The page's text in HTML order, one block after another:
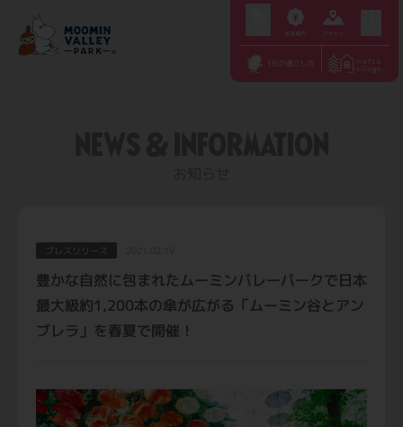
プレスリリース
豊かな自然に包まれたムーミンバレーパークで日本
最大級約1,200本の傘が広がる「ムーミン谷とアン
ブレラ」を春夏で開催！